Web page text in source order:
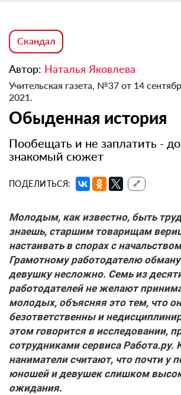
Скандал
Автор: Наталья Яковлева
Учительская газета, №37 от 14
2021.
Обыденная история
Пообещать и не заплатить -
знакомый сюжет
ПОДЕЛИТЬСЯ: 🔗
Молодым, как известно, быть
знаешь, старшим товарищам
настаивать в спорах с
Грамотному работодателю
девушку несложно. Семь из
работодателей не желают
молодых, объясняя это тем, что
безответственны и
этом говорится в исследовании,
сотрудниками сервиса Работа.ру.
наниматели считают, что почти у
юношей и девушек слишком
ожидания.